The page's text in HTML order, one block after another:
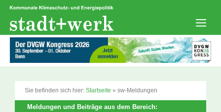
Zum
springen
Sie befinden sich hier: Startseite » sw-Meldungen
Meldungen und Beiträge aus dem Bereich: